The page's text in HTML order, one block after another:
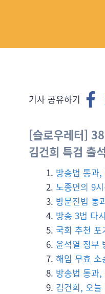
기사 공유하기
[슬로우레터]
김건희 특검 출
방송법 통과
노종면의 9
방문진법 통
방송 3법 다
국회 추천
윤석열 정부
해임 무효 소
방송법 통과
김건희, 오